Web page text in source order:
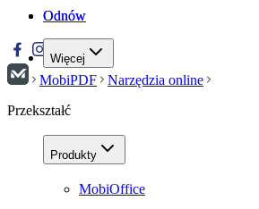
Odnów
Więcej
Odnów
MobiPDF
Narzędzia online
Przekształć
Produkty
MobiOffice